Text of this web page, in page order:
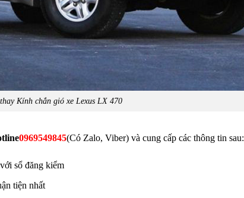
thay Kính chắn gió xe Lexus LX 470
0969549845(Có Zalo, Viber) và cung cấp các thông tin sau:
sổ đăng kiểm
tiện nhất